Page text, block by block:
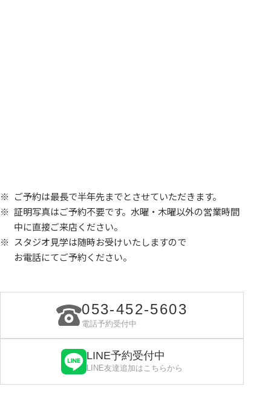
ご予約は最長で半年先までとさせていただきます。
証明写真はご予約不要です。水曜・木曜以外の営業時間
中に直接ご来店ください。
スタジオ見学は随時お受けいたしますので
お電話にてご予約ください。
053-452-5603
電話予約受付中
LINE予約受付中
LINE友達追加はこちらから